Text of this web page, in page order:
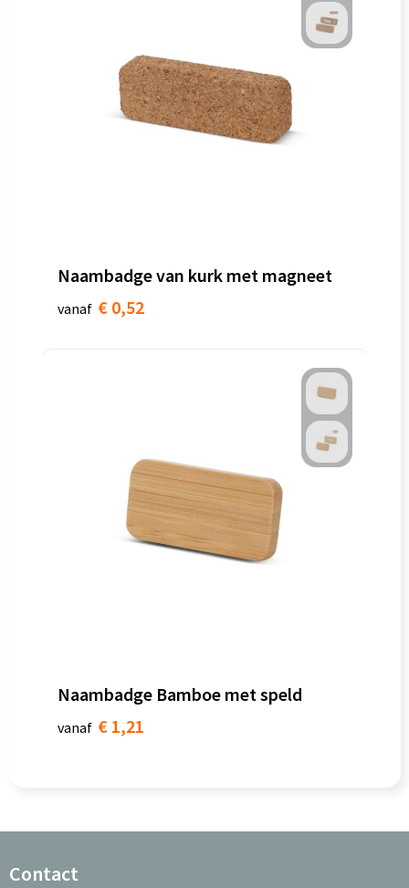
Naambadge van kurk met magneet
vanaf € 0,52
Naambadge Bamboe met speld
vanaf € 1,21
Contact